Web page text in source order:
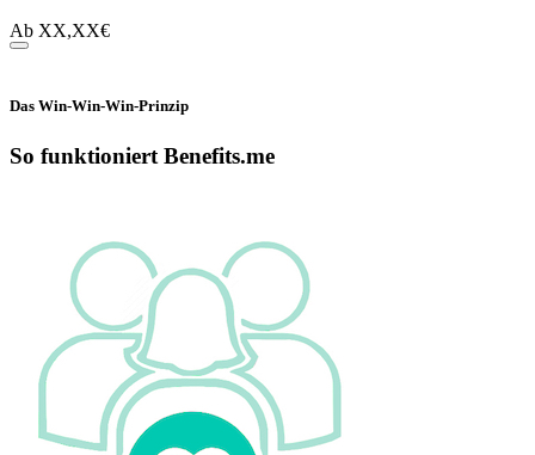
Ab XX,XX€
Das Win-Win-Win-Prinzip
So funktioniert Benefits.me